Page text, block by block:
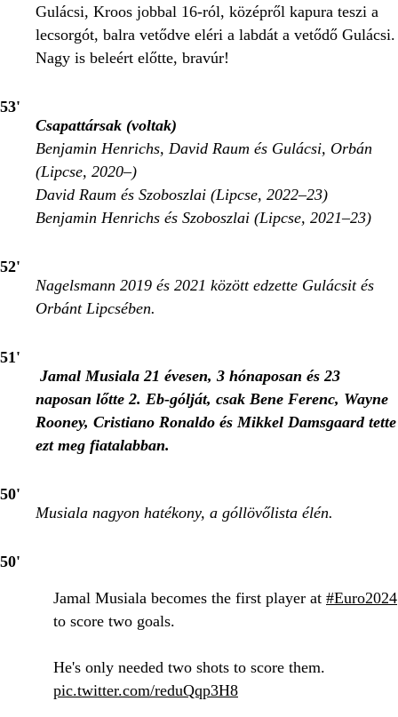
Gulácsi, Kroos jobbal 16-ról, középről kapura teszi a
lecsorgót, balra vetődve eléri a labdát a vetődő Gulácsi.
Nagy is beleért előtte, bravúr!
53'
Csapattársak (voltak)
Benjamin Henrichs, David Raum és Gulácsi, Orbán
(Lipcse, 2020–)
David Raum és Szoboszlai (Lipcse, 2022–23)
Benjamin Henrichs és Szoboszlai (Lipcse, 2021–23)
52'
Nagelsmann 2019 és 2021 között edzette Gulácsit és
Orbánt Lipcsében.
51'
Jamal Musiala 21 évesen, 3 hónaposan és 23
naposan lőtte 2. Eb-gólját, csak Bene Ferenc, Wayne
Rooney, Cristiano Ronaldo és Mikkel Damsgaard tette
ezt meg fiatalabban.
50'
Musiala nagyon hatékony, a góllövőlista élén.
50'
Jamal Musiala becomes the first player at #Euro2024
to score two goals.
He's only needed two shots to score them.
pic.twitter.com/reduQqp3H8